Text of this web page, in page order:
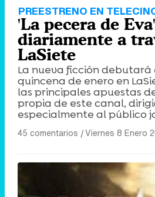
PREESTRENO EN
'La pecera de
diariamente a
LaSiete
La nueva ficción debutará
quincena de enero en
las principales apuestas
propia de este canal,
especialmente al público
45 comentarios |Viernes 8 Enero